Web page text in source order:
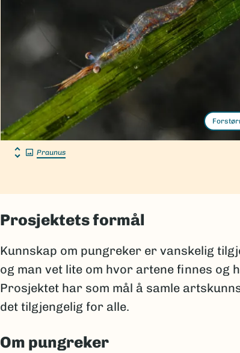
Praunus
Prosjektets formål
Kunnskap om pungreker er vanskelig
og man vet lite om hvor artene finnes og
Prosjektet har som mål å samle
det tilgjengelig for alle.
Om pungreker